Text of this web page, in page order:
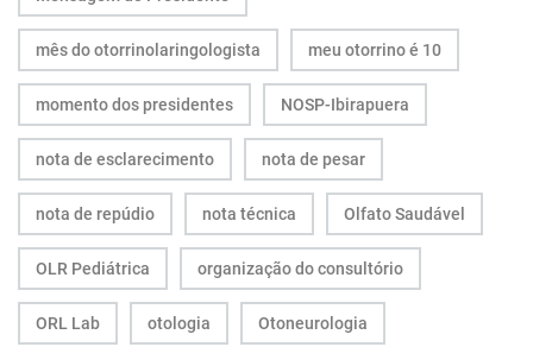
mês do otorrinolaringologista meu otorrino é 10
momento dos presidentes NOSP-Ibirapuera
nota de esclarecimento nota de pesar
nota de repúdio nota técnica Olfato Saudável
OLR Pediátrica organização do consultório
ORL Lab otologia Otoneurologia